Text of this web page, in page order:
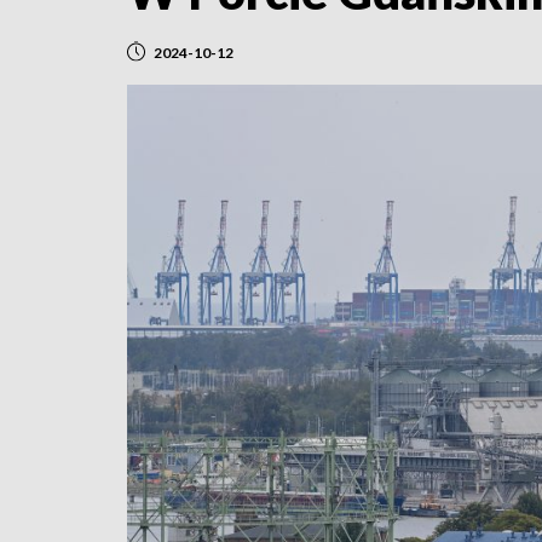
2024-10-12